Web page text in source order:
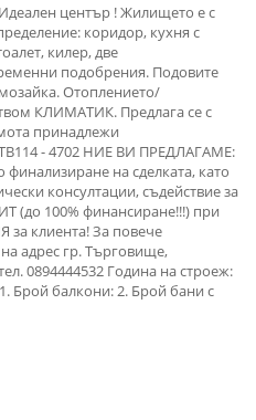
център ! Жилището е с
коридор, кухня с
килер, две
подобрения. Подовите
мозайка. Отоплението/
КЛИМАТИК. Предлага се с
принадлежи
- 4702 НИЕ ВИ ПРЕДЛАГАМЕ:
на сделката, като
консултации, съдействие за
(до 100% финансиране!!!) при
клиента! За повече
адрес гр. Търговище,
0894444532 Година на строеж:
Брой балкони: 2. Брой бани с